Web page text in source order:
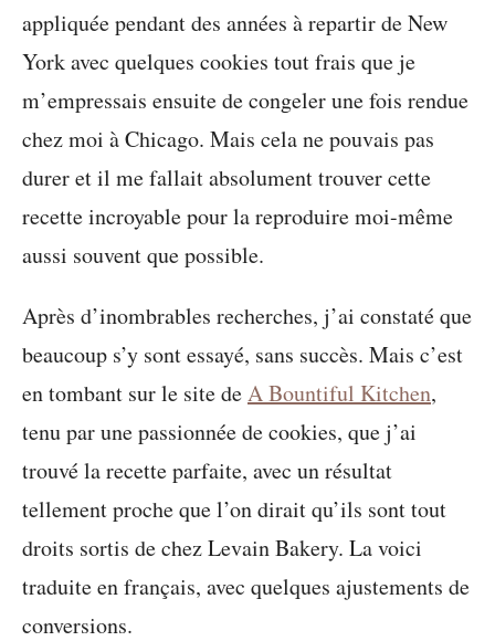
appliquée pendant des années à repartir de New
York avec quelques cookies tout frais que je
m’empressais ensuite de congeler une fois rendue
chez moi à Chicago. Mais cela ne pouvais pas
durer et il me fallait absolument trouver cette
recette incroyable pour la reproduire moi-même
aussi souvent que possible.
Après d’inombrables recherches, j’ai constaté que
beaucoup s’y sont essayé, sans succès. Mais c’est
en tombant sur le site deA Bountiful Kitchen,
tenu par une passionnée de cookies, que j’ai
trouvé la recette parfaite, avec un résultat
tellement proche que l’on dirait qu’ils sont tout
droits sortis de chez Levain Bakery. La voici
traduite en français, avec quelques ajustements de
conversions.